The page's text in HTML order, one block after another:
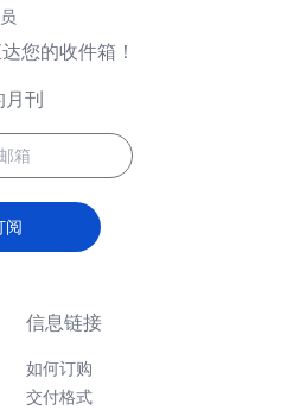
信息链接
如何订购
交付格式
您的收件箱！
刊
阅